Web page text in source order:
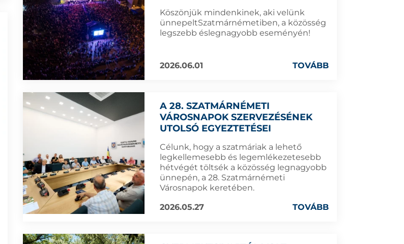
Köszönjük mindenkinek, aki velünk
ünnepeltSzatmárnémetiben, a közösség
legszebb éslegnagyobb eseményén!
2026.06.01 TOVÁBB
A 28. SZATMÁRNÉMETI
VÁROSNAPOK SZERVEZÉSÉNEK
UTOLSÓ EGYEZTETÉSEI
Célunk, hogy a szatmáriak a lehető
legkellemesebb és legemlékezetesebb
hétvégét töltsék a közösség legnagyobb
ünnepén, a 28. Szatmárnémeti
Városnapok keretében.
2026.05.27
TOVÁBB